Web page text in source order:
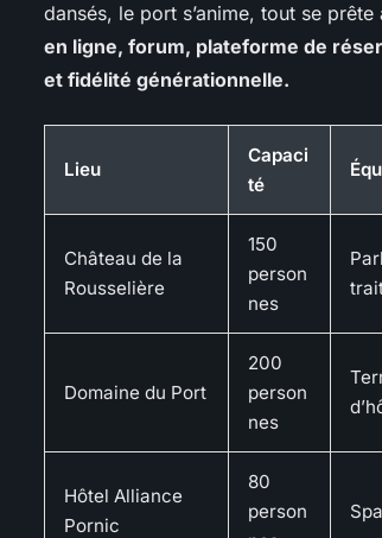
dansés, le port s’anime, tout se prête
en ligne, forum, plateforme de
et fidélité générationnelle.
Lieu
Capaci
té
Château de la
Rousselière
150
person
nes
Domaine du Port
200
person
nes
Hôtel Alliance
Pornic
80
person